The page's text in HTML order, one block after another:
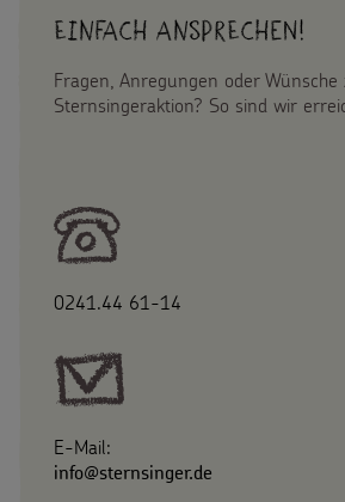
Einfach Ansprechen!
Fragen, Anregungen oder Wünsche
Sternsingeraktion? So sind wir
0241.44 61-14
E-Mail:
info@sternsinger.de